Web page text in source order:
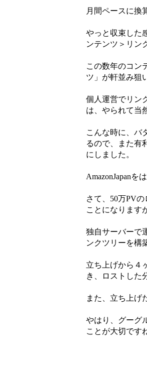
月間ペースに換
やっと収束した
ンテンツ＞リン
この数年のコン
ツ」が軒並み狙
個人運営でリン
は、やられて当
こんな時に、バ
るので、また有
にしました。
AmazonJapanを
さて、50万PV
ことになります
独自サーバーで
ンクツリーを構
立ち上げから４
き、ロストした
また、立ち上げ
やはり、グーグ
ことが大切です